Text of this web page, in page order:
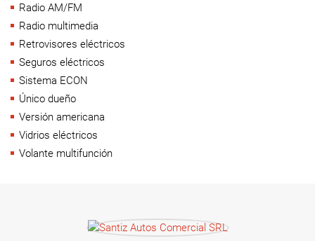
Radio AM/FM
Radio multimedia
Retrovisores eléctricos
Seguros eléctricos
Sistema ECON
Único dueño
Versión americana
Vidrios eléctricos
Volante multifunción